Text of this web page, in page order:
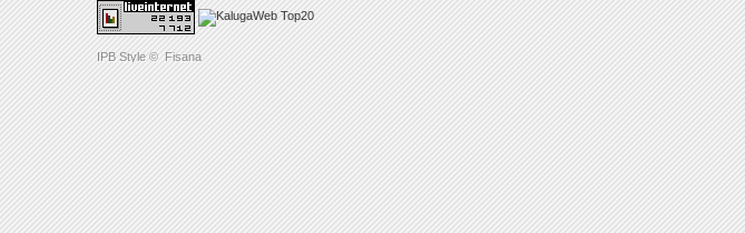
IPB Style © Fisana